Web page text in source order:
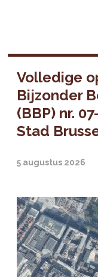
Volledige
Bijzonder
(BBP) nr.
Stad
5 augustus 2026